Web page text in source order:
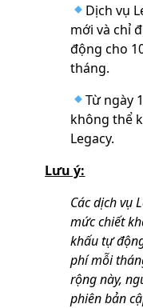
Dịch vụ
mới và chỉ
động cho
tháng.
Từ ngày
không thể
Legacy.
Lưu ý:
Các dịch vụ
mức chiết
khấu tự
phí mỗi
rộng này,
phiên bản